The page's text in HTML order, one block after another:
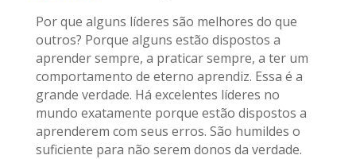
Por que alguns líderes são melhores do que
outros? Porque alguns estão dispostos a
aprender sempre, a praticar sempre, a ter um
comportamento de eterno aprendiz. Essa é a
grande verdade. Há excelentes líderes no
mundo exatamente porque estão dispostos a
aprenderem com seus erros. São humildes o
suficiente para não serem donos da verdade.